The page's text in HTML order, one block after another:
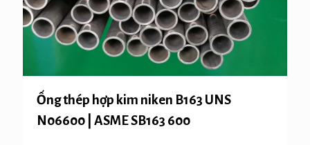
Ống thép hợp kim niken B163 UNS
N06600 | ASME SB163 600